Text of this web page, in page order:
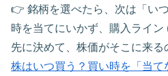
👉 銘柄を選べたら、次は「い
時を当てにいかず、購入ライ
先に決めて、株価がそこに来
株はいつ買う？買い時を「当て